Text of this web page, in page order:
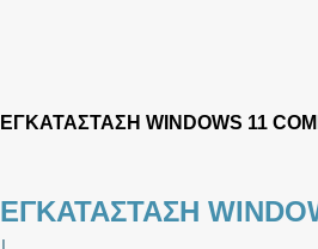
ΕΓΚΑΤΑΣΤΑΣΗ WINDOWS 11
ΕΓΚΑΤΑΣΤΑΣΗ